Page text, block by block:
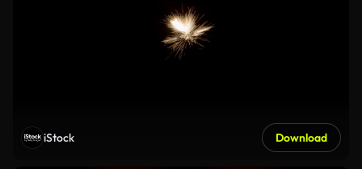
iStock Download